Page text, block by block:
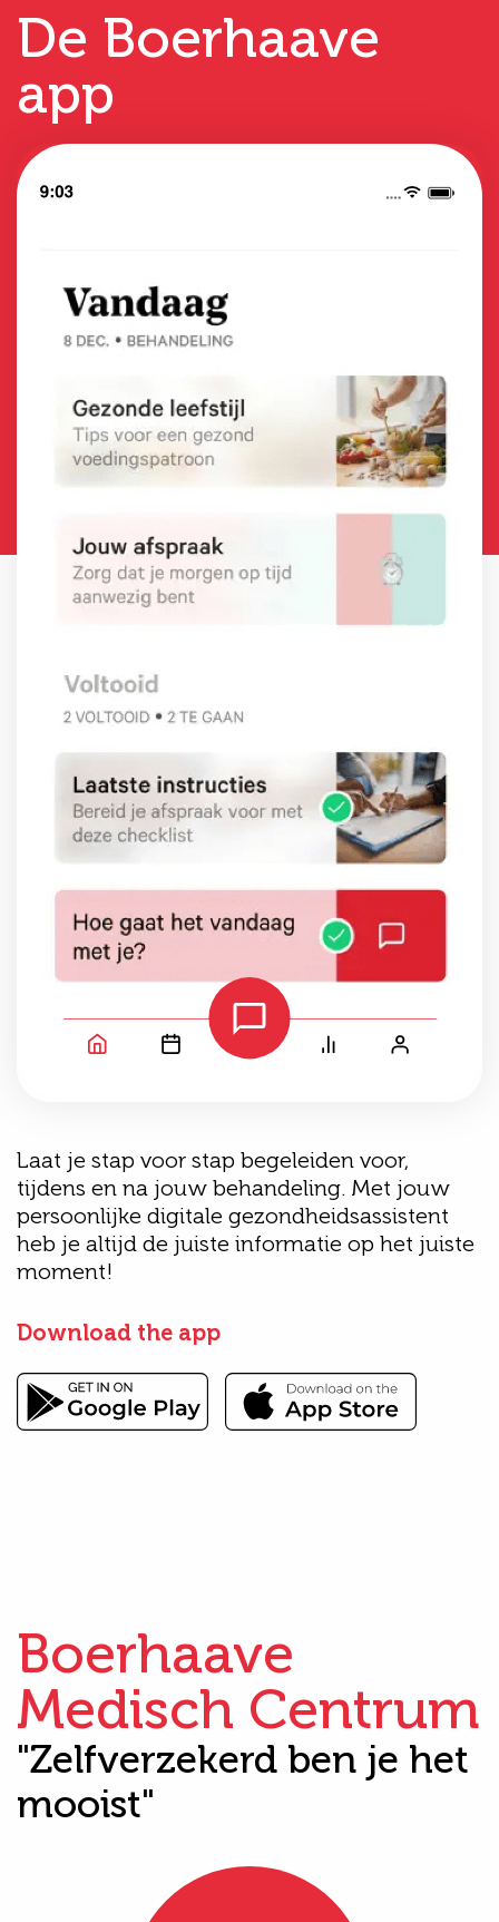
De Boerhaave
app
Laat je stap voor stap begeleiden voor,
tijdens en na jouw behandeling. Met jouw
persoonlijke digitale gezondheidsassistent
heb je altijd de juiste informatie op het juiste
moment!
Download the app
Boerhaave
Medisch Centrum
"Zelfverzekerd ben je het
mooist"